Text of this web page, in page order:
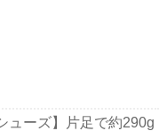
ューズ】片足で約290g